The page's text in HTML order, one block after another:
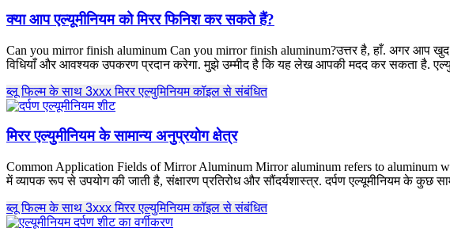
क्या आप एल्यूमीनियम को मिरर फिनिश कर सकते हैं?
Can you mirror finish aluminum Can you mirror finish aluminum?उत्तर है, हाँ. अगर आप
विधियाँ और आवश्यक उपकरण प्रदान करेगा. मुझे उम्मीद है कि यह लेख आपकी मदद कर सकता है.
ब्लू फिल्म के साथ 3xxx मिरर एल्युमिनियम कॉइल से संबंधित
मिरर एल्युमीनियम के सामान्य अनुप्रयोग क्षेत्र
Common Application Fields of Mirror Aluminum Mirror aluminum refers to aluminum
में व्यापक रूप से उपयोग की जाती है, संक्षारण प्रतिरोध और सौंदर्यशास्त्र. दर्पण एल्यूमीनियम के कुछ
ब्लू फिल्म के साथ 3xxx मिरर एल्युमिनियम कॉइल से संबंधित